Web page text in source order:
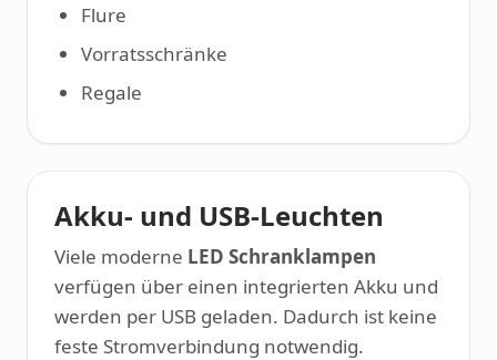
Flure
Vorratsschränke
Regale
Akku- und USB-Leuchten
Viele moderne LED Schranklampen
verfügen über einen integrierten Akku und
werden per USB geladen. Dadurch ist keine
feste Stromverbindung notwendig.